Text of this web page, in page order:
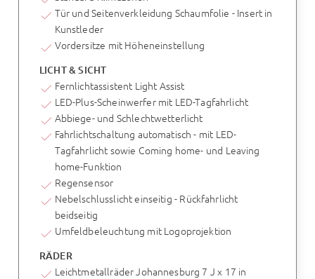
Tür und Seitenverkleidung Schaumfolie - Insert in
Kunstleder
Vordersitze mit Höheneinstellung
LICHT & SICHT
Fernlichtassistent Light Assist
LED-Plus-Scheinwerfer mit LED-Tagfahrlicht
Abbiege- und Schlechtwetterlicht
Fahrlichtschaltung automatisch - mit LED-
Tagfahrlicht sowie Coming home- und Leaving
home-Funktion
Regensensor
Nebelschlusslicht einseitig - Rückfahrlicht
beidseitig
Umfeldbeleuchtung mit Logoprojektion
RÄDER
Leichtmetallräder Johannesburg 7 J x 17 in